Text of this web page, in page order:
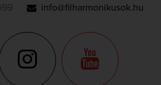
info@filharmonikusok.hu